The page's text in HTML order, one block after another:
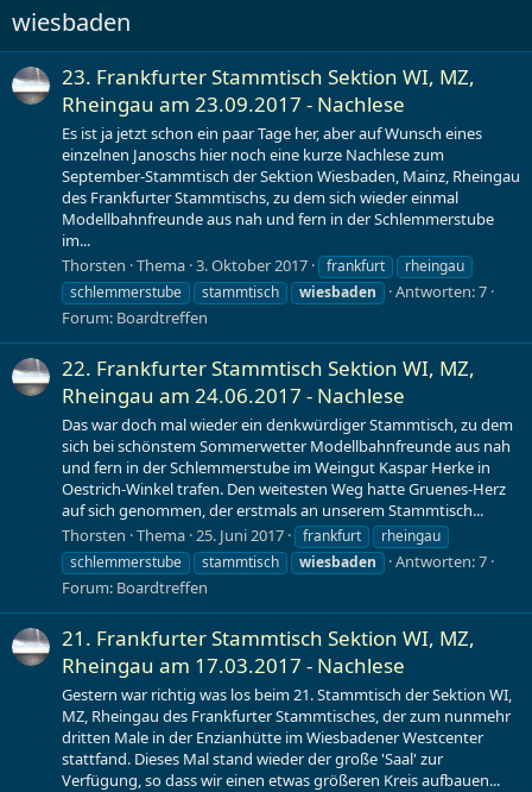
wiesbaden
23. Frankfurter Stammtisch Sektion WI, MZ,
Rheingau am 23.09.2017 - Nachlese
Es ist ja jetzt schon ein paar Tage her, aber auf Wunsch eines
einzelnen Janoschs hier noch eine kurze Nachlese zum
September-Stammtisch der Sektion Wiesbaden, Mainz, Rheingau
des Frankfurter Stammtischs, zu dem sich wieder einmal
Modellbahnfreunde aus nah und fern in der Schlemmerstube
im...
Thorsten Thema 3. Oktober 2017 frankfurt
rheingau
schlemmerstube
stammtisch wiesbaden
Antworten: 7
Forum: Boardtreffen
22. Frankfurter Stammtisch Sektion WI, MZ,
Rheingau am 24.06.2017 - Nachlese
Das war doch mal wieder ein denkwürdiger Stammtisch, zu dem
sich bei schönstem Sommerwetter Modellbahnfreunde aus nah
und fern in der Schlemmerstube im Weingut Kaspar Herke in
Oestrich-Winkel trafen. Den weitesten Weg hatte Gruenes-Herz
auf sich genommen, der erstmals an unserem Stammtisch...
Thorsten Thema 25. Juni 2017 frankfurt
rheingau
schlemmerstube
stammtisch wiesbaden
Antworten: 7
Forum: Boardtreffen
21. Frankfurter Stammtisch Sektion WI, MZ,
Rheingau am 17.03.2017 - Nachlese
Gestern war richtig was los beim 21. Stammtisch der Sektion WI,
MZ, Rheingau des Frankfurter Stammtisches, der zum nunmehr
dritten Male in der Enzianhütte im Wiesbadener Westcenter
stattfand. Dieses Mal stand wieder der große 'Saal' zur
Verfügung, so dass wir einen etwas größeren Kreis aufbauen...